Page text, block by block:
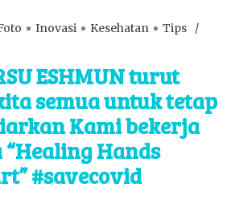
Inovasi Kesehatan
Tips
ESHMUN turut
semua untuk tetap
Kami bekerja
Hands
#savecovid